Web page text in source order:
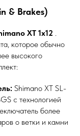
& Brakes)
XT 1х12 .
которое обычно
высокого
Shimano XT SL-
с технологией
более
о ветки и камни